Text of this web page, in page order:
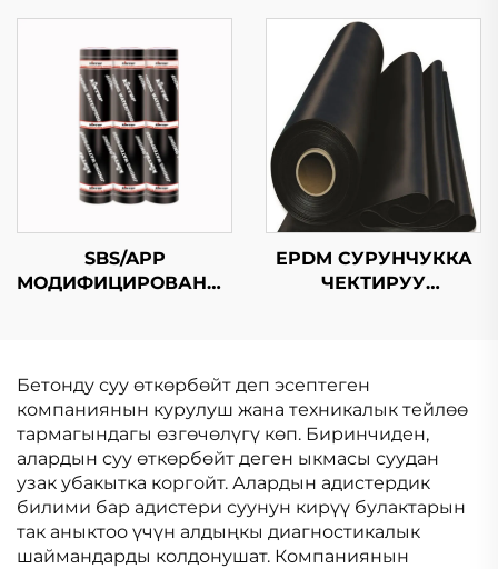
SBS/APP
МОДИФИЦИРОВАННЫЙ
МЕМБРАНАСЫ
EPDM СУРУНЧУККА
ЧЕКТИРУУ
Бетонду суу өткөрбөйт деп эсептеген
компаниянын курулуш жана техникалык тейлөө
тармагындагы өзгөчөлүгү көп. Биринчиден,
алардын суу өткөрбөйт деген ыкмасы суудан
узак убакытка коргойт. Алардын адистердик
билими бар адистери суунун кирүү булактарын
так аныктоо үчүн алдыңкы диагностикалык
шаймандарды колдонушат. Компаниянын